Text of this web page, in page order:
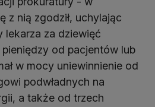
z nią zgodził, uchylając
lekarza za dziewięć
od pacjentów lub
w mocy uniewinnienie od
podwładnych na
a także od trzech